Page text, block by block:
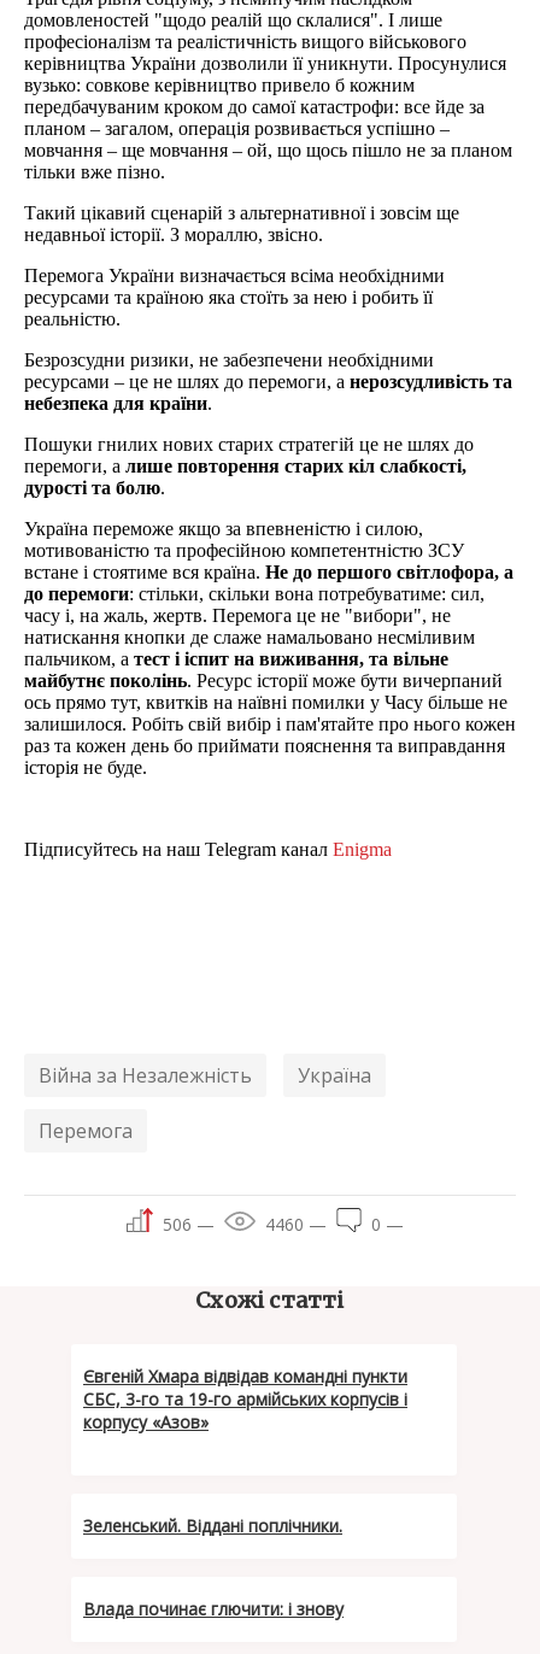
домовленостей "щодо реалій що склалися". І лише
професіоналізм та реалістичність вищого військового
керівництва України дозволили її уникнути. Просунулися
вузько: совкове керівництво привело б кожним
передбачуваним кроком до самої катастрофи: все йде за
планом – загалом, операція розвивається успішно –
мовчання – ще мовчання – ой, що щось пішло не за планом
тільки вже пізно.
Такий цікавий сценарій з альтернативної і зовсім ще
недавньої історії. З мораллю, звісно.
Перемога України визначається всіма необхідними
ресурсами та країною яка стоїть за нею і робить її
реальністю.
Безрозсудни ризики, не забезпечени необхідними
ресурсами – це не шлях до перемоги, а нерозсудливість та
небезпека для країни.
Пошуки гнилих нових старих стратегій це не шлях до
перемоги, а лише повторення старих кіл слабкості,
дурості та болю.
Україна переможе якщо за впевненістю і силою,
мотивованістю та професійною компетентністю ЗСУ
встане і стоятиме вся країна. Не до першого світлофора, а
до перемоги: стільки, скільки вона потребуватиме: сил,
часу і, на жаль, жертв. Перемога це не "вибори", не
натискання кнопки де слаже намальовано несміливим
пальчиком, а тест і іспит на виживання, та вільне
майбутнє поколінь. Ресурс історії може бути вичерпаний
ось прямо тут, квитків на наївні помилки у Часу більше не
залишилося. Робіть свій вибір і пам'ятайте про нього кожен
раз та кожен день бо приймати пояснення та виправдання
історія не буде.
Підписуйтесь на наш Telegram канал Enigma
Війна за Незалежність Україна
Перемога
506 — 4460 — 0 —
Схожі статті
Євгеній Хмара відвідав командні пункти
СБС, 3-го та 19-го армійських корпусів і
корпусу «Азов»
Зеленський. Віддані поплічники.
Влада починає глючити: i знову